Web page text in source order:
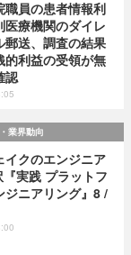
職員の患者情報利
医療機関のダイレ
郵送、調査の結果
的利益の受領が無
認
業界動向
イクのエンジニア
実践 プラットフ
ジニアリング』8 /